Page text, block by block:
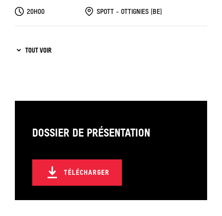
20H00 SPOTT - OTTIGNIES (BE)
VENDREDI 27 MARS 2026
ESPACE CULTUREL JEAN FERRAT - AVION (FR)
TOUT VOIR
DOSSIER DE PRÉSENTATION
TÉLÉCHARGER